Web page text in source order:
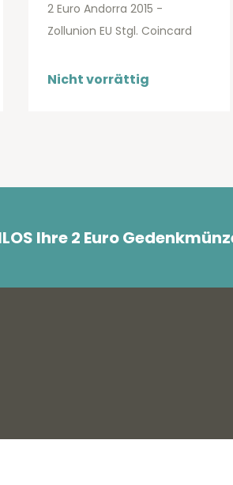
2 Euro Andorra 2015 -
Zollunion EU Stgl. Coincard
Nicht vorrättig
Ihre 2 Euro